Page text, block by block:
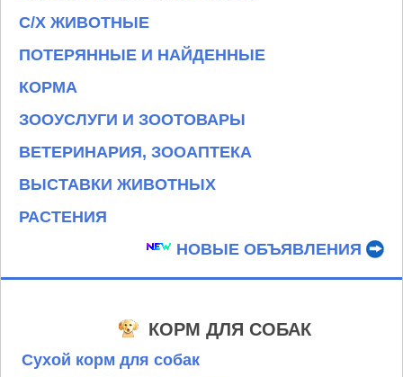
С/Х ЖИВОТНЫЕ
ПОТЕРЯННЫЕ И НАЙДЕННЫЕ
КОРМА
ЗООУСЛУГИ И ЗООТОВАРЫ
ВЕТЕРИНАРИЯ, ЗООАПТЕКА
ВЫСТАВКИ ЖИВОТНЫХ
РАСТЕНИЯ
НОВЫЕ ОБЪЯВЛЕНИЯ
КОРМ ДЛЯ СОБАК
Сухой корм для собак